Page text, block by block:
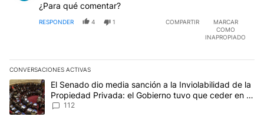
¿Para qué comentar?
RESPONDER 4 1 COMPARTIR
MARCAR
COMO
INAPROPIADO
CONVERSACIONES ACTIVAS
Este listado muestra los artículos con más comentarios en los
Un artículo de tendencia con el título "El Senado dio media
El Senado dio media sanción a la Inviolabilidad de la
Propiedad Privada: el Gobierno tuvo que ceder en la
Ley del Manejo del Fuego
112